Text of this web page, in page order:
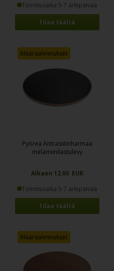
Toimitusaika 5-7 arkipäivää
Tilaa täältä
Määräalennukset
Pyöreä Antrasiitinharmaa
melamiinilastulevy
Alkaen 12,00 EUR
Toimitusaika 5-7 arkipäivää
Tilaa täältä
Määräalennukset